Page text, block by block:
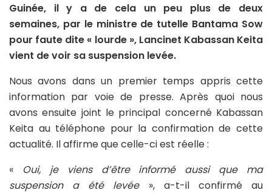
Guinée, il y a de cela un peu plus de deux
semaines, par le ministre de tutelle Bantama Sow
pour faute dite « lourde », Lancinet Kabassan Keita
vient de voir sa suspension levée.
Nous avons dans un premier temps appris cette
information par voie de presse. Après quoi nous
avons ensuite joint le principal concerné Kabassan
Keita au téléphone pour la confirmation de cette
actualité. Il affirme que celle-ci est réelle :
« Oui, je viens d’être informé aussi que ma
suspension a été levée», a-t-il confirmé au